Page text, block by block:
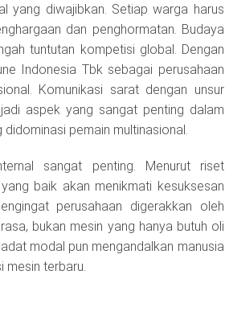
yang diwajibkan. Setiap warga harus
dan penghormatan. Budaya
tuntutan kompetisi global. Dengan
Indonesia Tbk sebagai perusahaan
Komunikasi sarat dengan unsur
aspek yang sangat penting dalam
pemain multinasional.
sangat penting. Menurut riset
baik akan menikmati kesuksesan
perusahaan digerakkan oleh
bukan mesin yang hanya butuh oli
modal pun mengandalkan manusia
mesin terbaru.